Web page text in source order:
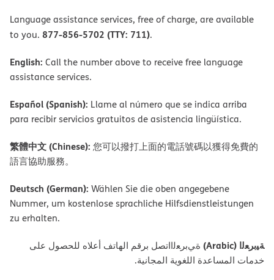
Language assistance services, free of charge, are available
to you. 877-856-5702 (TTY: 711).
English: Call the number above to receive free language
assistance services.
Español (Spanish): Llame al número que se indica arriba
para recibir servicios gratuitos de asistencia lingüística.
繁體中文 (Chinese): 您可以撥打上面的電話號碼以獲得免費的
語言協助服務。
Deutsch (German): Wählen Sie die oben angegebene
Nummer, um kostenlose sprachliche Hilfsdienstleistungen
zu erhalten.
ﺔﯿﺑﺮﻌﻟا (Arabic)
ةﻲﺑﺮﻌﻟااﺗﺼﻞ ﺑﺮﻗﻢ اﻟﮭﺎﺗﻒ أﻋﻼه ﻟﻠﺤﺼﻮل ﻋﻠﻰ
ﺧﺪﻣﺎت اﻟﻤﺴﺎﻋﺪة اﻟﻠﻐﻮﯾﺔ اﻟﻤﺠﺎﻧﯿﺔ.